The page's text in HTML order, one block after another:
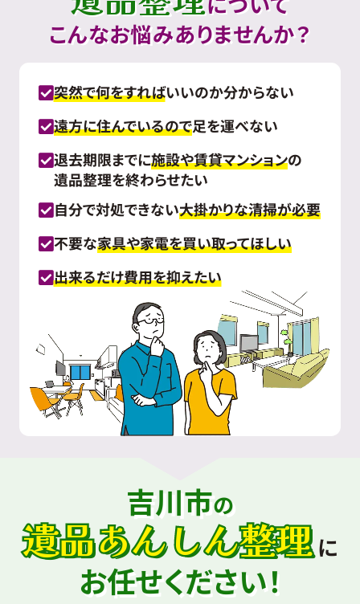
こんなお悩みありませんか？
突然で何をすればいいのか分からない
遠方に住んでいるので足を運べない
退去期限までに施設や賃貸マンションの
遺品整理を終わらせたい
自分で対処できない大掛かりな清掃が必要
不要な家具や家電を買い取ってほしい
出来るだけ費用を抑えたい
吉川市の
遺品あんしん整理 に
お任せください！